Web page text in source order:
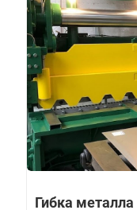
Гибка металла